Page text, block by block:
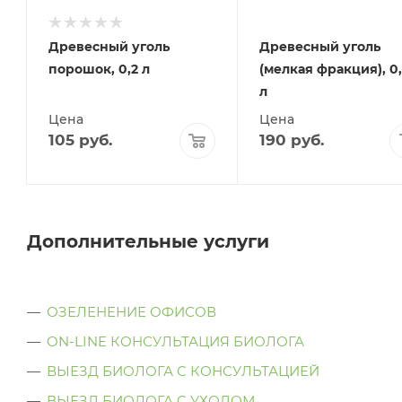
Древесный уголь
порошок, 0,2 л
Цена
105 руб.
Древесный уголь
(мелкая фракция),
л
Цена
190 руб.
Дополнительные услуги
ОЗЕЛЕНЕНИЕ ОФИСОВ
ON-LINE КОНСУЛЬТАЦИЯ БИОЛОГА
ВЫЕЗД БИОЛОГА С КОНСУЛЬТАЦИЕЙ